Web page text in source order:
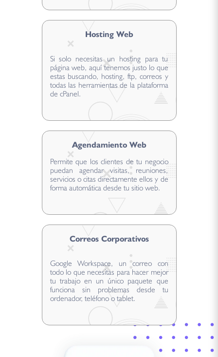
Hosting Web
Si solo necesitas un hosting para tu
página web, aquí tenemos justo lo que
estas buscando, hosting, ftp, correos y
todas las herramientas de la plataforma
de cPanel.
Agendamiento Web
Permite que los clientes de tu negocio
puedan agendar visitas, reuniones,
servicios o citas directamente ellos y de
forma automática desde tu sitio web.
Correos Corporativos
Google Workspace, un correo con
todo lo que necesitas para hacer mejor
tu trabajo en un único paquete que
funciona sin problemas desde tu
ordenador, teléfono o tablet.